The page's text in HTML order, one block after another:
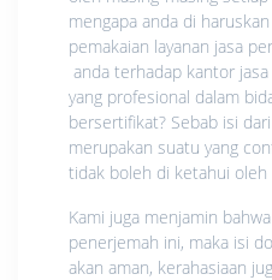
mengapa anda di
pemakaian layanan jasa
anda terhadap kantor
yang profesional dalam
bersertifikat? Sebab isi
merupakan suatu yang
tidak boleh di ketahui oleh
Kami juga menjamin
penerjemah ini, maka isi
akan aman, kerahasiaan